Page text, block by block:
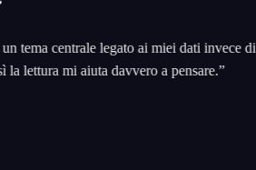
centrale legato ai miei dati invece di un
lettura mi aiuta davvero a pensare.”